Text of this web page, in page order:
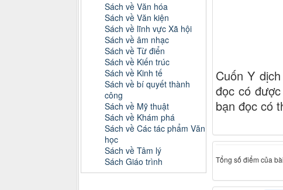
Cuốn Y
đọc có
bạn đọc có
Tổng số điểm của
Sách về Văn hóa
Sách về Văn kiện
Sách về lĩnh vực Xã hội
Sách về âm nhạc
Sách về Từ điển
Sách về Kiến trúc
Sách về Kinh tế
Sách về bí quyết thành
công
Sách về Mỹ thuật
Sách về Khám phá
Sách về Các tác phẩm Văn
học
Sách về Tâm lý
Sách Giáo trình